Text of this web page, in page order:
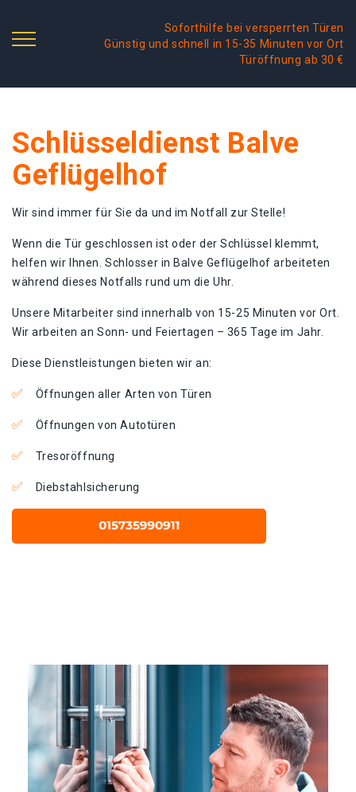
Soforthilfe bei versperrten Türen
Günstig und schnell in 15-35 Minuten vor Ort
Türöffnung ab 30 €
Schlüsseldienst Balve
Geflügelhof
Wir sind immer für Sie da und im Notfall zur Stelle!
Wenn die Tür geschlossen ist oder der Schlüssel klemmt,
helfen wir Ihnen. Schlosser in Balve Geflügelhof arbeiteten
während dieses Notfalls rund um die Uhr.
Unsere Mitarbeiter sind innerhalb von 15-25 Minuten vor Ort.
Wir arbeiten an Sonn- und Feiertagen – 365 Tage im Jahr.
Diese Dienstleistungen bieten wir an:
Öffnungen aller Arten von Türen
Öffnungen von Autotüren
Tresoröffnung
Diebstahlsicherung